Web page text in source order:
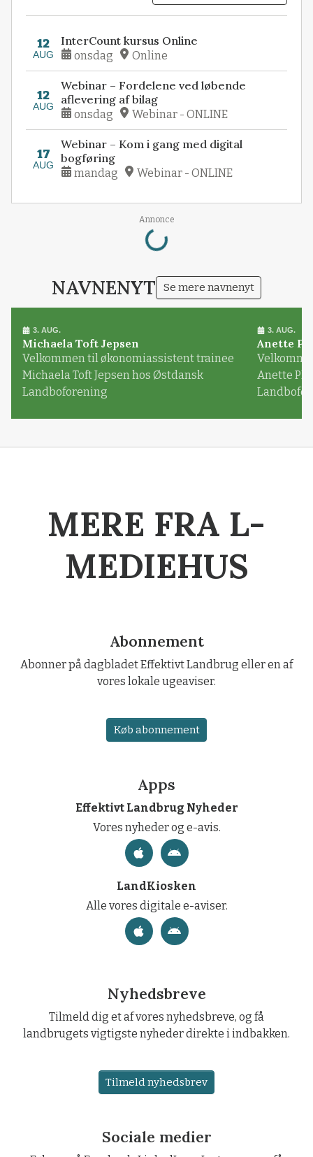
12
AUG
InterCount kursus Online
onsdag Online
12
AUG
Webinar – Fordelene ved løbende
aflevering af bilag
onsdag Webinar - ONLINE
17
AUG
Webinar – Kom i gang med digital
bogføring
mandag Webinar - ONLINE
Annonce
Loading...
NAVNENYT Se mere navnenyt
3. AUG.
Michaela Toft Jepsen
Velkommen til økonomiassistent trainee
Michaela Toft Jepsen hos Østdansk
Landboforening
3. AUG.
Anette
Anette
MERE FRA L-
MEDIEHUS
Abonnement
Abonner på dagbladet Effektivt Landbrug eller en af
vores lokale ugeaviser.
Køb abonnement
Apps
Effektivt Landbrug Nyheder
Vores nyheder og e-avis.
LandKiosken
Alle vores digitale e-aviser.
Nyhedsbreve
Tilmeld dig et af vores nyhedsbreve, og få
landbrugets vigtigste nyheder direkte i indbakken.
Tilmeld nyhedsbrev
Sociale medier